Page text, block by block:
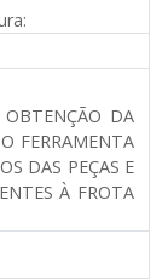
OBTENÇÃO DA
FERRAMENTA
DAS PEÇAS E
À FROTA